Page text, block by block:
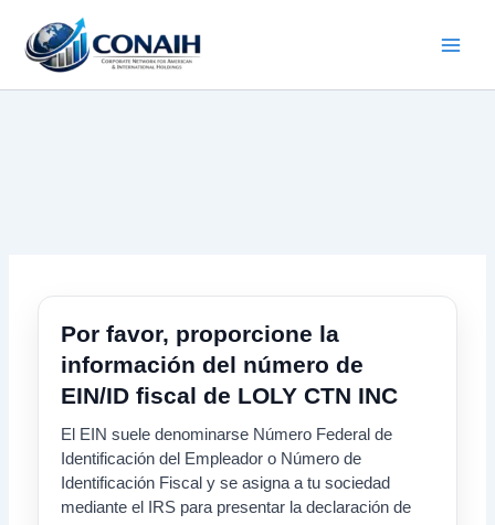
contenido
Por favor, proporcione la
información del número de
EIN/ID fiscal de LOLY CTN INC
El EIN suele denominarse Número Federal de
Identificación del Empleador o Número de
Identificación Fiscal y se asigna a tu sociedad
mediante el IRS para presentar la declaración de